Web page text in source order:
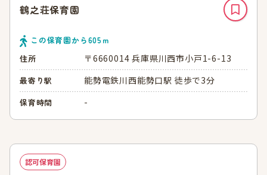
鶴之荘保育園
この保育園から605ｍ
住所
〒6660014 兵庫県川西市小戸1-6-13
最寄り駅 能勢電鉄川西能勢口駅 徒歩で3分
保育時間 -
認可保育園